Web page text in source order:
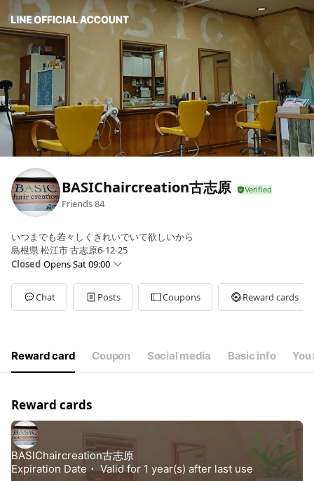
BASIChaircreation古志原
Friends84
いつまでも若々しくきれいでいて欲しいから
島根県 松江市 古志原6-12-25
Closed Opens Sat 09:00
Sun09:00 - 18:00
MonClosed
Tue
Sat09:00 - 18:00
金曜日・土曜日・日曜日営業です。 ※第３日曜日休み
Chat Posts Coupons Reward cards
Reward card Coupon Social media Basic info
Reward cards